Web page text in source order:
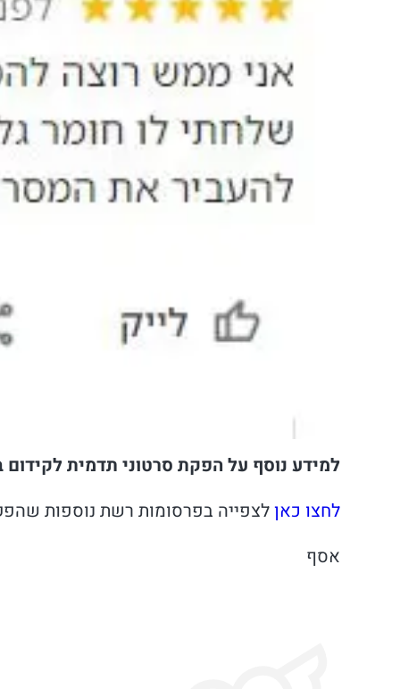
למידע נוסף על הפקת סרטוני תדמית
לחצו כאןלצפייה בפרסומות רשת נוספות
אסף